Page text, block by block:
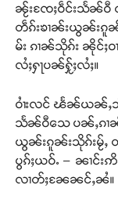
ၼႂ်းၸႄႈဝဵင်းသႅၼ်ဝီ
တဵၵ်းၶၢၼ်းယွၼ်းၵူၼ်း
မ်း ၵၢၼ်သိုၵ်း ၼိုင်
လႆႈႁႃပၼ်ႁႂ်ႈလႆႈ။
ဝၢႆးလင် ၽႅၼ်ယၼ်ႇသိုၵ်
သႅၼ်ဝီသေ ပၼ်ႇၵၢၼ်
ယွၼ်းၵူၼ်းသိုၵ်းမႂ်ႇ တီႈ
ပွၵ်ႈယဝ်ႉ – ၼၢင်း
လၢတ်ႈၼႄၼင်ႇၼႆ။